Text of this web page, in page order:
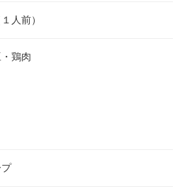
人前）
鶏肉
プ